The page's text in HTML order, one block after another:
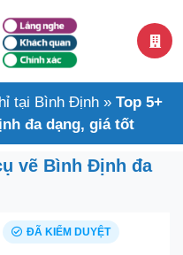
tại Bình Định » Top 5+
đa dạng, giá tốt
vẽ Bình Định đa
ĐÃ KIỂM DUYỆT